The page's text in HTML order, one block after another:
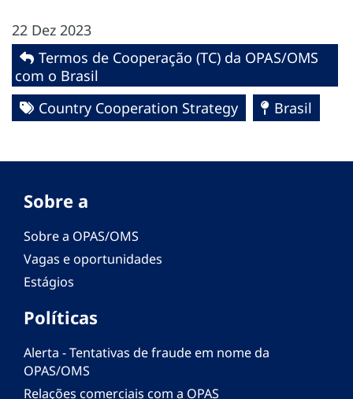
22 Dez 2023
Termos de Cooperação (TC) da OPAS/OMS
com o Brasil
Country Cooperation Strategy
Brasil
Sobre a
Sobre a OPAS/OMS
Vagas e oportunidades
Estágios
Políticas
Alerta - Tentativas de fraude em nome da
OPAS/OMS
Relações comerciais com a OPAS